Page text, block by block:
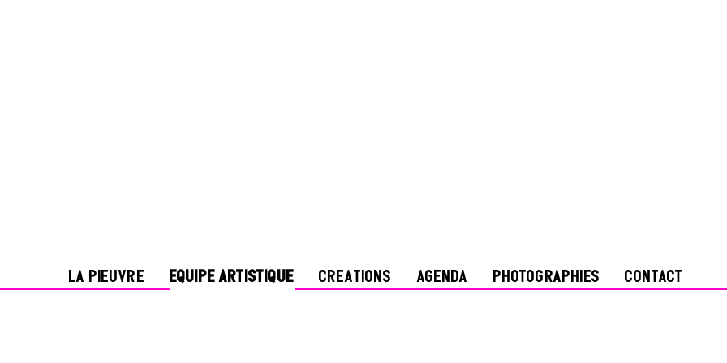
LA PIEUVRE EQUIPE ARTISTIQUE CREATIONS AGENDA PHOTOGRAPHIES CONTACT